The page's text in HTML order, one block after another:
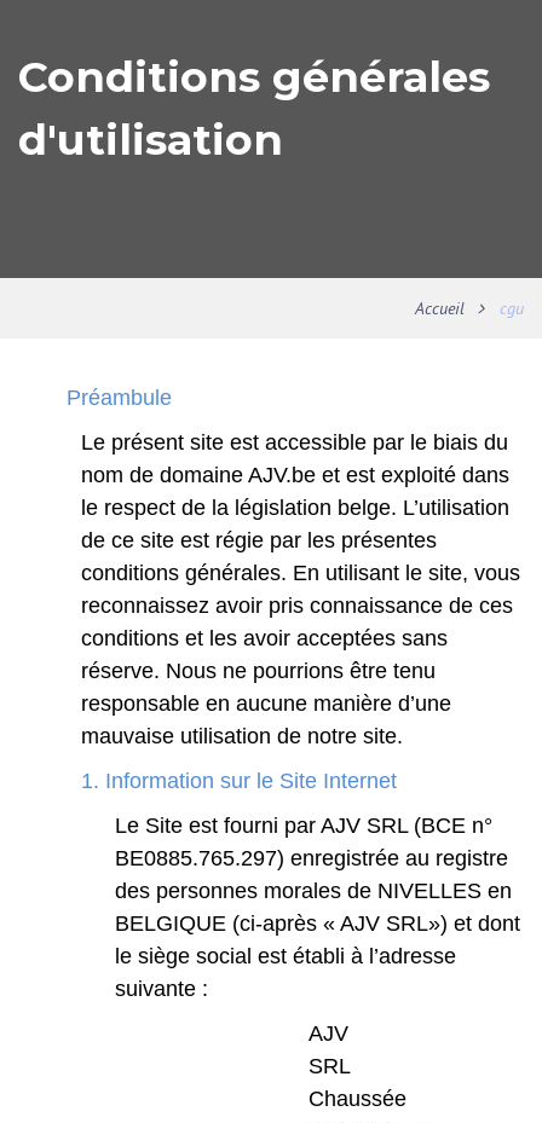
Conditions générales
d'utilisation
Accueil cgu
Préambule
Le présent site est accessible par le biais du
nom de domaine AJV.be et est exploité dans
le respect de la législation belge. L’utilisation
de ce site est régie par les présentes
conditions générales. En utilisant le site, vous
reconnaissez avoir pris connaissance de ces
conditions et les avoir acceptées sans
réserve. Nous ne pourrions être tenu
responsable en aucune manière d’une
mauvaise utilisation de notre site.
1. Information sur le Site Internet
Le Site est fourni par AJV SRL (BCE n°
BE0885.765.297) enregistrée au registre
des personnes morales de NIVELLES en
BELGIQUE (ci-après « AJV SRL») et dont
le siège social est établi à l’adresse
suivante :
AJV
SRL
Chaussée